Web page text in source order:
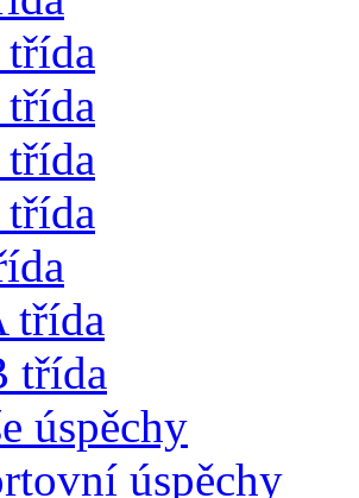
třída
třída
úspěchy
úspěchy